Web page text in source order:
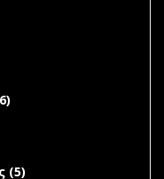
filter
(5)